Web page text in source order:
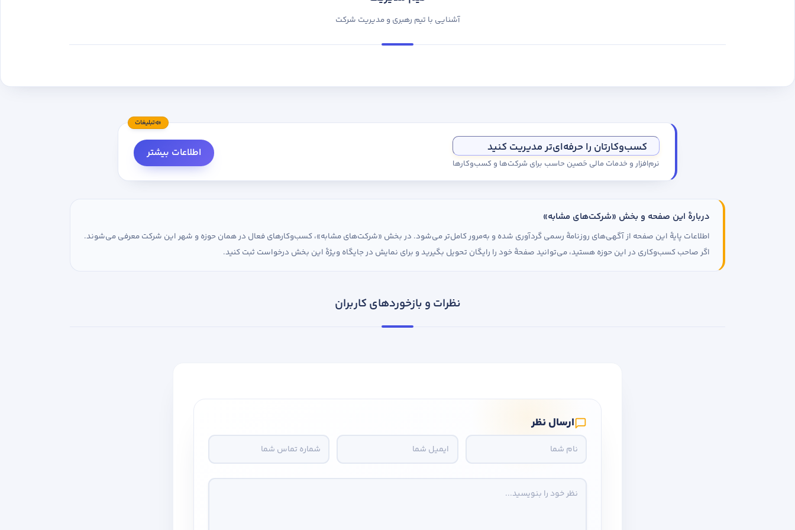
آشنایی با تیم رهبری و مدیریت شرکت
تبلیغات
کسب‌وکارتان را حرفه‌ای‌تر مدیریت کنید
نرم‌افزار و خدمات مالی حَصین حاسب برای شرکت‌ها و کسب‌وکارها
اطلاعات بیشتر
دربارهٔ این صفحه و بخش «شرکت‌های مشابه»
اطلاعات پایهٔ این صفحه از آگهی‌های روزنامهٔ رسمی گردآوری شده و به‌مرور کامل‌تر می‌شود. در بخش «شرکت‌های مشابه»، کسب‌وکارهای فعال در همان حوزه و شهر این شرکت معرفی می‌شوند.
اگر صاحب کسب‌وکاری در این حوزه هستید، می‌توانید صفحهٔ خود را رایگان تحویل بگیرید و برای نمایش در جایگاه ویژهٔ این بخش درخواست ثبت کنید.
نظرات و بازخوردهای کاربران
ارسال نظر